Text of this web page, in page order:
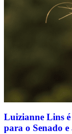
Luizianne Lins
para o Senado